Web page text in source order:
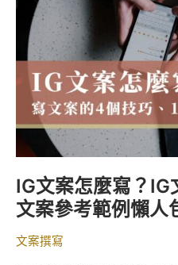
IG文案怎麼寫？
文案參考範例懶人
文案撰寫
寫？
4
IG
文
參